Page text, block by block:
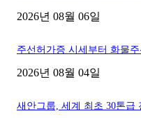
2026년 08월 06일
주선허가증 시세부터 화물
2026년 08월 04일
새안그룹, 세계 최초 30톤급